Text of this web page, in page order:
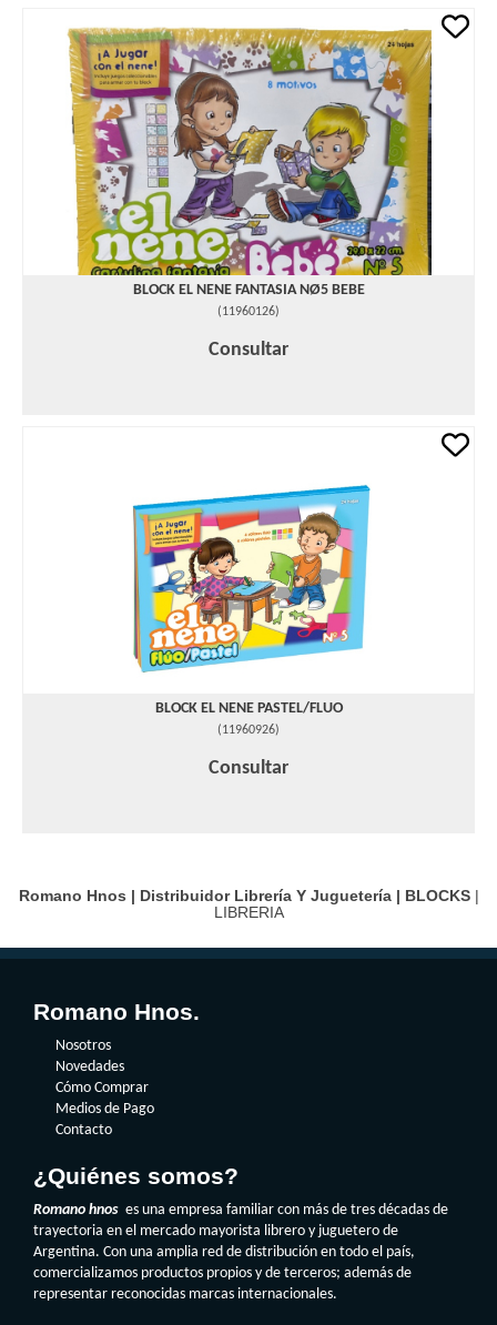
BLOCK EL NENE FANTASIA NØ5 BEBE
(11960126)
Consultar
BLOCK EL NENE PASTEL/FLUO
(11960926)
Consultar
Romano Hnos | Distribuidor Librería Y Juguetería | BLOCKS|
LIBRERIA
Romano Hnos.
Nosotros
Novedades
Cómo Comprar
Medios de Pago
Contacto
¿Quiénes somos?
Romano hnos es una empresa familiar con más de tres décadas de
trayectoria en el mercado mayorista librero y juguetero de
Argentina. Con una amplia red de distribución en todo el país,
comercializamos productos propios y de terceros; además de
representar reconocidas marcas internacionales.